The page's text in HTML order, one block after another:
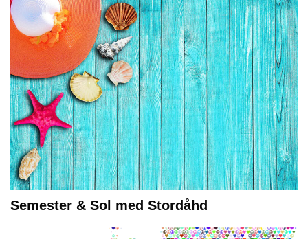
Semester & Sol med Stordåhd